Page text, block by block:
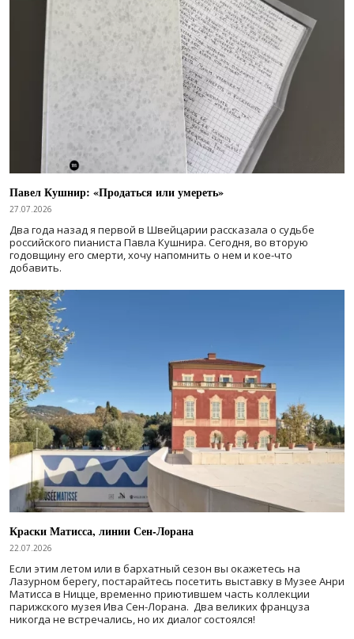
Павел Кушнир: «Продаться или умереть»
27.07.2026
Два года назад я первой в Швейцарии рассказала о судьбе
российского пианиста Павла Кушнира. Сегодня, во вторую
годовщину его смерти, хочу напомнить о нем и кое-что
добавить.
Краски Матисса, линии Сен-Лорана
22.07.2026
Если этим летом или в бархатный сезон вы окажетесь на
Лазурном берегу, постарайтесь посетить выставку в Музее Анри
Матисса в Ницце, временно приютившем часть коллекции
парижского музея Ива Сен-Лорана. Два великих француза
никогда не встречались, но их диалог состоялся!